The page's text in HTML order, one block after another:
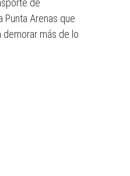
de
Punta Arenas que
más de lo